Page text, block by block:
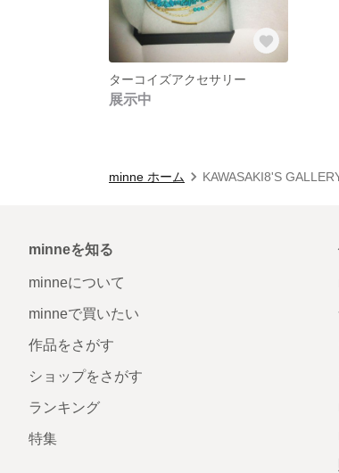
ターコイズアクセサリー
展示中
minne ホーム KAWASAKI8'S
minneを知る
minneについて
minneで買いたい
作品をさがす
ショップをさがす
ランキング
特集